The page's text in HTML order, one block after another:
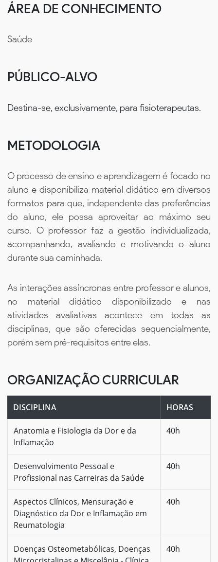
ÁREA DE CONHECIMENTO
Saúde
PÚBLICO-ALVO
Destina-se, exclusivamente, para fisioterapeutas.
METODOLOGIA
O processo de ensino e aprendizagem é focado no
aluno e disponibiliza material didático em diversos
formatos para que, independente das preferências
do aluno, ele possa aproveitar ao máximo seu
curso. O professor faz a gestão individualizada,
acompanhando, avaliando e motivando o aluno
durante sua caminhada.
As interações assíncronas entre professor e alunos,
no material didático disponibilizado e nas
atividades avaliativas acontece em todas as
disciplinas, que são oferecidas sequencialmente,
porém sem pré-requisitos entre elas.
ORGANIZAÇÃO CURRICULAR
DISCIPLINA HORAS
Anatomia e Fisiologia da Dor e da
Inflamação
40h
Desenvolvimento Pessoal e
Profissional nas Carreiras da Saúde
40h
Aspectos Clínicos, Mensuração e
Diagnóstico da Dor e Inflamação em
Reumatologia
40h
Doenças Osteometabólicas, Doenças
40h